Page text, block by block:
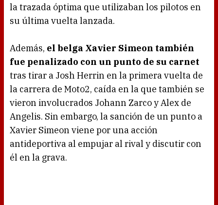
la trazada óptima que utilizaban los pilotos en
su última vuelta lanzada.
Además, el belga Xavier Simeon también
fue penalizado con un punto de su carnet
tras tirar a Josh Herrin en la primera vuelta de
la carrera de Moto2, caída en la que también se
vieron involucrados Johann Zarco y Alex de
Angelis. Sin embargo, la sanción de un punto a
Xavier Simeon viene por una acción
antideportiva al empujar al rival y discutir con
él en la grava.